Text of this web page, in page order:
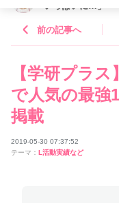
いっぱいに…」
前の記事へ
【学研プラ
で人気の最強
掲載
2019-05-30 07:37:52
テーマ： L活動実績など